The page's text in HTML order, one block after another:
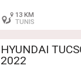
13 KM
TUNIS
HYUNDAI
2022